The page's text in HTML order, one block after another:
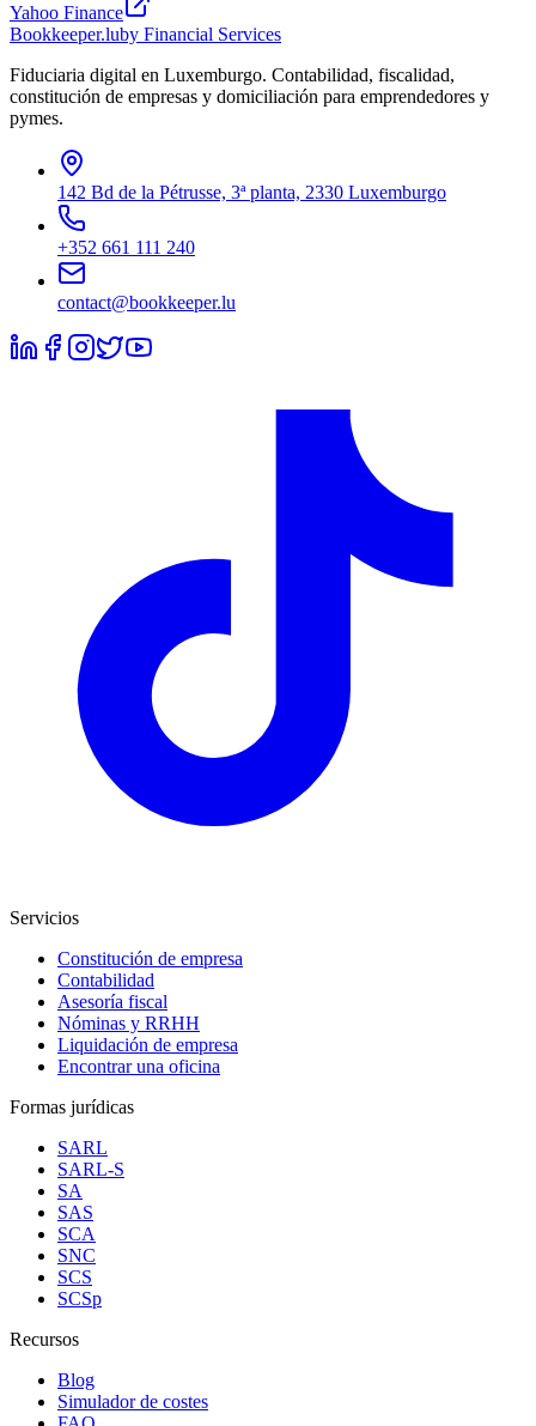
Yahoo Finance
Bookkeeper.luby Financial Services
Fiduciaria digital en Luxemburgo. Contabilidad, fiscalidad,
constitución de empresas y domiciliación para emprendedores y
pymes.
142 Bd de la Pétrusse, 3ª planta, 2330 Luxemburgo
+352 661 111 240
contact@bookkeeper.lu
Servicios
Constitución de empresa
Contabilidad
Asesoría fiscal
Nóminas y RRHH
Liquidación de empresa
Encontrar una oficina
Formas jurídicas
SARL
SARL-S
SA
SAS
SCA
SNC
SCS
SCSp
Recursos
Blog
Simulador de costes